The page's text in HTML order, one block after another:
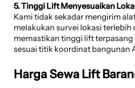
5. Tinggi Lift Menyesuaikan
Kami tidak sekadar mengirim
melakukan survei lokasi terlebih
memastikan tinggi lift terpasang
sesuai titik koordinat bangunan
Harga Sewa Lift